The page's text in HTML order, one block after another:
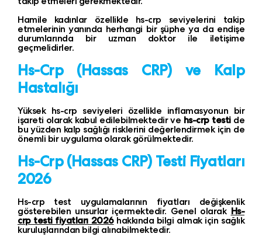
Hamile kadınlar özellikle hs-crp seviyelerini takip
etmelerinin yanında herhangi bir şüphe ya da endişe
durumlarında bir uzman doktor ile iletişime
geçmelidirler.
Hs-Crp (Hassas CRP) ve Kalp
Hastalığı
Yüksek hs-crp seviyeleri özellikle inflamasyonun bir
işareti olarak kabul edilebilmektedir ve hs-crp testi de
bu yüzden kalp sağlığı risklerini değerlendirmek için de
önemli bir uygulama olarak görülmektedir.
Hs-Crp(Hassas CRP) Testi Fiyatları
2026
Hs-crp test uygulamalarının fiyatları değişkenlik
gösterebilen unsurlar içermektedir. Genel olarak Hs-
crp testi fiyatları 2026hakkında bilgi almak için sağlık
kuruluşlarından bilgi alınabilmektedir.